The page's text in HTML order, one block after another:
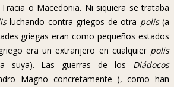
o Macedonia. Ni siquiera se trataba
luchando contra griegos de otra polis(a
griegas eran como pequeños estados
era un extranjero en cualquier polis
suya). Las guerras de los Diádocos
Magno concretamente–), como han